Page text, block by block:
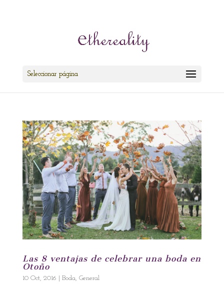
Seleccionar página
Las 8 ventajas de celebrar una boda en
Otoño
10 Oct, 2016 | Boda, General